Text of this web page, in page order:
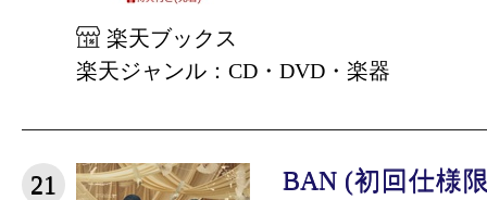
楽天ブックス
楽天ジャンル：CD・DVD・楽器
21
BAN (初回仕様